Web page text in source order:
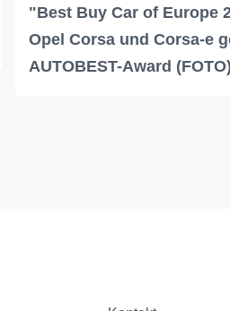
"Best Buy Car of Europe
Opel Corsa und Corsa-e
AUTOBEST-Award (FOTO)